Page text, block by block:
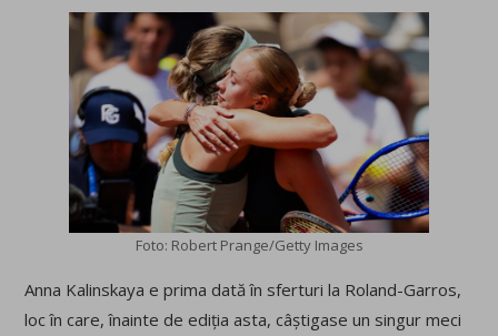
Foto: Robert Prange/Getty Images
Anna Kalinskaya e prima dată în sferturi la Roland-Garros,
loc în care, înainte de ediția asta, câștigase un singur meci